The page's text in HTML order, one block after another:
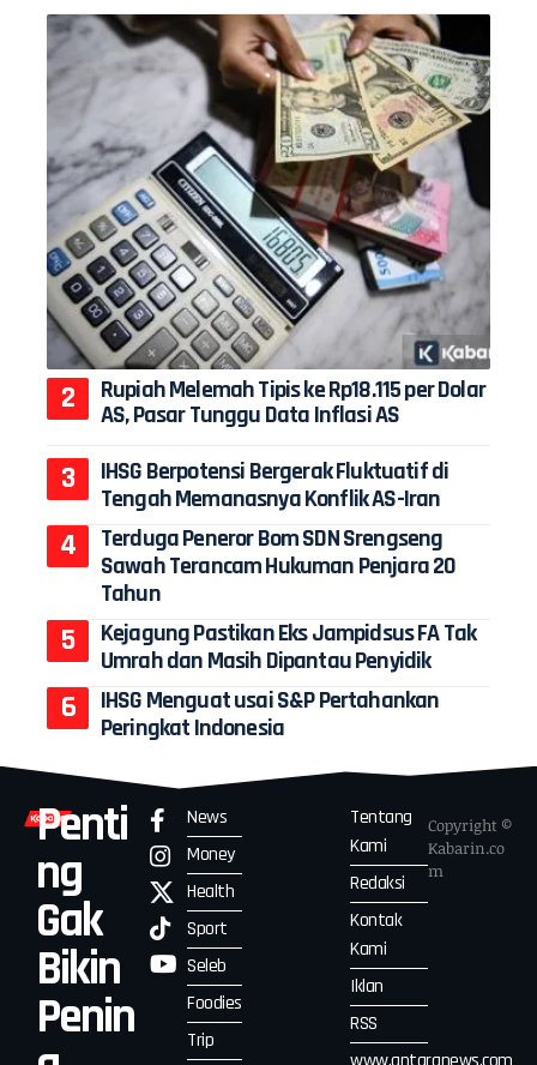
Rupiah Melemah Tipis ke Rp18.115 per Dolar
AS, Pasar Tunggu Data Inflasi AS
IHSG Berpotensi Bergerak Fluktuatif di
Tengah Memanasnya Konflik AS-Iran
Terduga Peneror Bom SDN Srengseng
Sawah Terancam Hukuman Penjara 20
Tahun
Kejagung Pastikan Eks Jampidsus FA Tak
Umrah dan Masih Dipantau Penyidik
IHSG Menguat usai S&P Pertahankan
Peringkat Indonesia
Penti
ng
Gak
Bikin
Penin
News
Money
Health
Sport
Seleb
Foodies
Trip
Tentang
Kami
Redaksi
Kontak
Kami
Iklan
RSS
Copyright ©
Kabarin.co
m